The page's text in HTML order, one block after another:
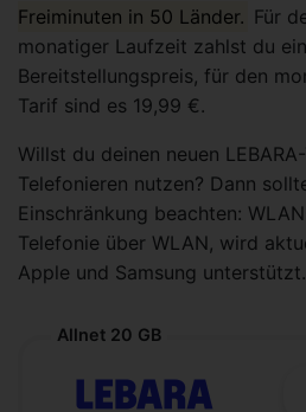
Freiminuten in 50 Länder. Für
monatiger Laufzeit zahlst du
Bereitstellungspreis, für den
Tarif sind es 19,99 €.
Willst du deinen neuen
Telefonieren nutzen? Dann
Einschränkung beachten:
Telefonie über WLAN, wird
Apple und Samsung unterstützt.
Allnet 20 GB